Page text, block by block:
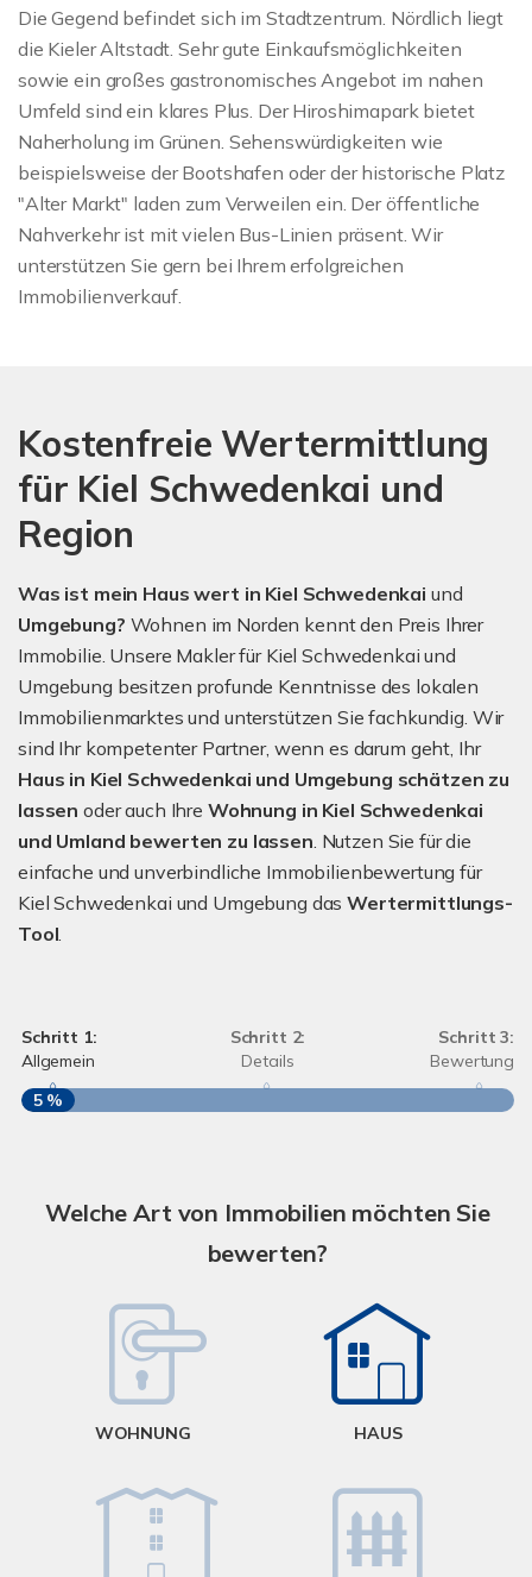
Die Gegend befindet sich im Stadtzentrum. Nördlich liegt
die Kieler Altstadt. Sehr gute Einkaufsmöglichkeiten
sowie ein großes gastronomisches Angebot im nahen
Umfeld sind ein klares Plus. Der Hiroshimapark bietet
Naherholung im Grünen. Sehenswürdigkeiten wie
beispielsweise der Bootshafen oder der historische Platz
"Alter Markt" laden zum Verweilen ein. Der öffentliche
Nahverkehr ist mit vielen Bus-Linien präsent. Wir
unterstützen Sie gern bei Ihrem erfolgreichen
Immobilienverkauf.
Kostenfreie Wertermittlung
für Kiel Schwedenkai und
Region
Was ist mein Haus wert in Kiel Schwedenkai und
Umgebung? Wohnen im Norden kennt den Preis Ihrer
Immobilie. Unsere Makler für Kiel Schwedenkai und
Umgebung besitzen profunde Kenntnisse des lokalen
Immobilienmarktes und unterstützen Sie fachkundig. Wir
sind Ihr kompetenter Partner, wenn es darum geht, Ihr
Haus in Kiel Schwedenkai und Umgebung schätzen zu
lassen oder auch Ihre Wohnung in Kiel Schwedenkai
und Umland bewerten zu lassen . Nutzen Sie für die
einfache und unverbindliche Immobilienbewertung für
Kiel Schwedenkai und Umgebung dasWertermittlungs-
Tool
Schritt 1:
Allgemein
Schritt 2:
Details
Schritt 3:
Bewertung
5 %
Welche Art von Immobilien möchten Sie
bewerten?
WOHNUNG HAUS